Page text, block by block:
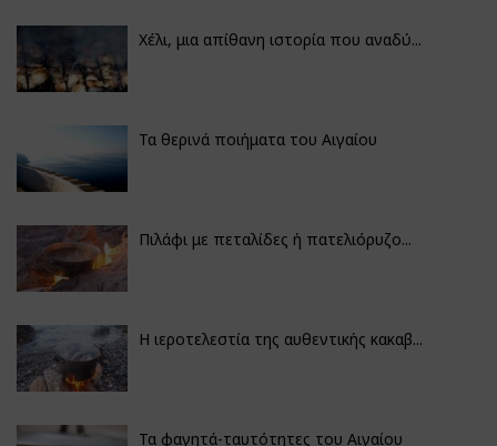
Χέλι, μια απίθανη ιστορία που αναδύ...
Τα θερινά ποιήματα του Αιγαίου
Πιλάφι με πεταλίδες ή πατελιόρυζο...
Η ιεροτελεστία της αυθεντικής κακαβ...
Τα φαγητά-ταυτότητες του Αιγαίου